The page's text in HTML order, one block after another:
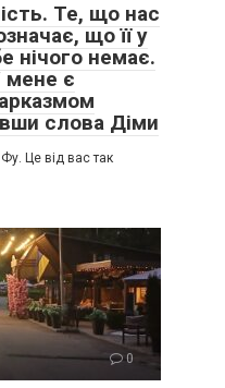
Те, що нас
що її у
нічого немає.
мене є
слова Діми
Це від вас так
0